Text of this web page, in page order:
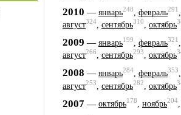
2010 — январь248 февраль291
август324, сентябрь310, октябрь
2009 — январь199 февраль321
август266, сентябрь293, октябрь
2008 — январь284 февраль353
август253 сентябрь282 октябрь
2007 — октябрь178, ноябрь204